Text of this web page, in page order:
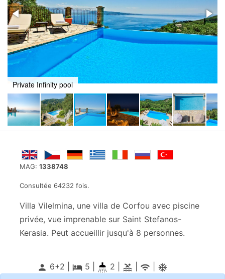
MAG: 1338748
Consultée 64232 fois.
Villa Vilelmina, une villa de Corfou avec piscine
privée, vue imprenable sur Saint Stefanos-
Kerasia. Peut accueillir jusqu'à 8 personnes.
person 6+2 | local_hotel 5 2 | pool wifi ac_unitif
Private Infinity pool